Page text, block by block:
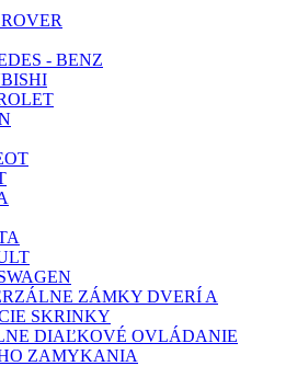
- BENZ
ZÁMKY DVERÍ A
SKRINKY
DIAĽKOVÉ OVLÁDANIE
ZAMYKANIA